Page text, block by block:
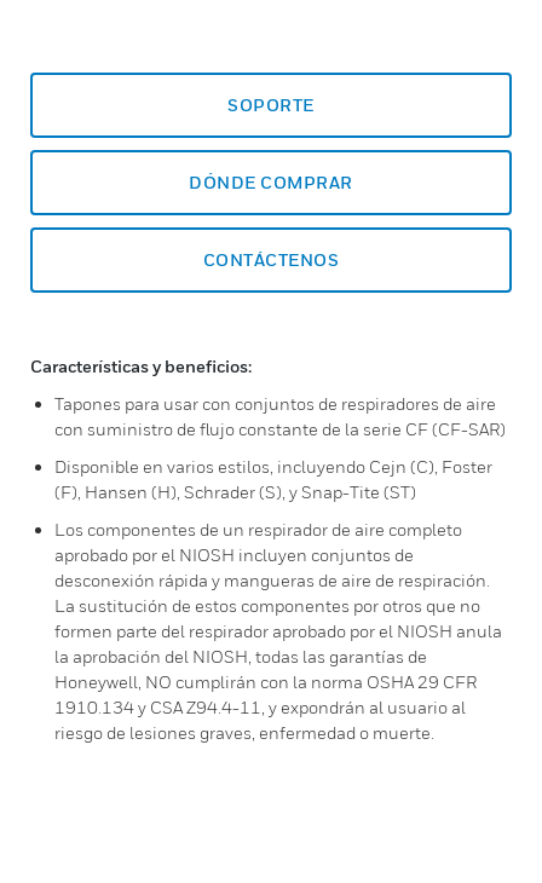
SOPORTE
DÓNDE COMPRAR
CONTÁCTENOS
Características y beneficios:
Tapones para usar con conjuntos de respiradores de aire
con suministro de flujo constante de la serie CF (CF-SAR)
Disponible en varios estilos, incluyendo Cejn (C), Foster
(F), Hansen (H), Schrader (S), y Snap-Tite (ST)
Los componentes de un respirador de aire completo
aprobado por el NIOSH incluyen conjuntos de
desconexión rápida y mangueras de aire de respiración.
La sustitución de estos componentes por otros que no
formen parte del respirador aprobado por el NIOSH anula
la aprobación del NIOSH, todas las garantías de
Honeywell, NO cumplirán con la norma OSHA 29 CFR
1910.134 y CSA Z94.4-11, y expondrán al usuario al
riesgo de lesiones graves, enfermedad o muerte.